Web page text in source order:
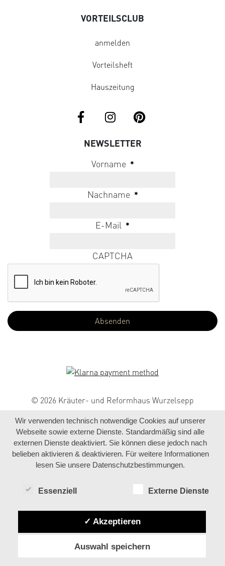
VORTEILSCLUB
anmelden
Vorteilsheft
Hauszeitung
NEWSLETTER
Vorname *
Nachname *
E-Mail *
CAPTCHA
© 2026 Kräuter- und Reformhaus Wurzelsepp
Wir verwenden technisch notwendige Cookies auf unserer
Webseite sowie externe Dienste. Standardmäßig sind alle
externen Dienste deaktiviert. Sie können diese jedoch nach
belieben aktivieren & deaktivieren. Für weitere Informationen
lesen Sie unsere Datenschutzbestimmungen.
Essenziell Externe Dienste
✓ Akzeptieren
Auswahl speichern